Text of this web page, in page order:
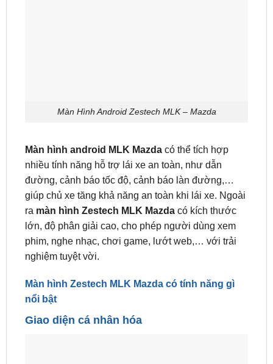
Màn Hình Android Zestech MLK – Mazda
Màn hình android MLK Mazdacó thể tích hợp
nhiều tính năng hỗ trợ lái xe an toàn, như dẫn
đường, cảnh báo tốc độ, cảnh báo làn đường,…
giúp chủ xe tăng khả năng an toàn khi lái xe. Ngoài
ra màn hình Zestech MLK Mazdacó kích thước
lớn, độ phân giải cao, cho phép người dùng xem
phim, nghe nhạc, chơi game, lướt web,… với trải
nghiệm tuyệt vời.
Màn hình Zestech MLK Mazda có tính năng gì
nổi bật
Giao diện cá nhân hóa